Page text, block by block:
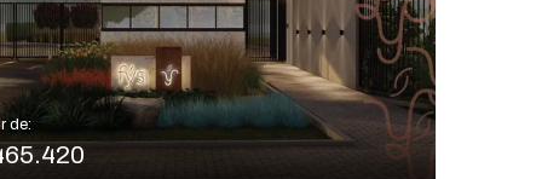
de: